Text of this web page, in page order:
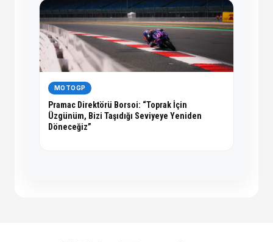
MOTOGP
Pramac Direktörü Borsoi: “Toprak İçin
Üzgünüm, Bizi Taşıdığı Seviyeye Yeniden
Döneceğiz”